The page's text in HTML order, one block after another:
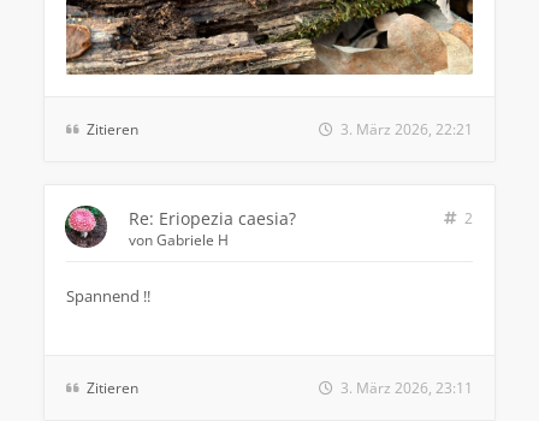
Zitieren 3. März 2026, 22:21
Re: Eriopezia caesia?
2
vonGabriele H
Spannend !!
Zitieren 3. März 2026, 23:11